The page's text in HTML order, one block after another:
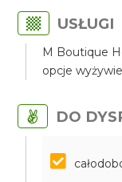
USŁUGI
M Boutique
opcje
DO